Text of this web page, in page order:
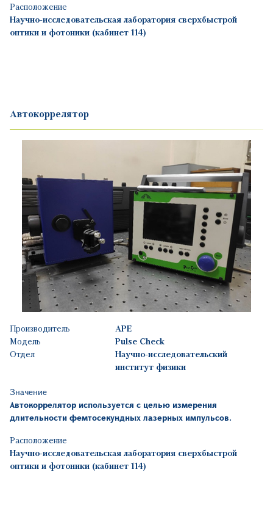
Расположение
Научно-исследовательская лаборатория сверхбыстрой
оптики и фотоники (кабинет 114)
Автокоррелятор
Производитель
APE
Модель
Pulse Check
Отдел
Научно-исследовательский
институт физики
Значение
Автокоррелятор используется с целью измерения
длительности фемтосекундных лазерных импульсов.
Расположение
Научно-исследовательская лаборатория сверхбыстрой
оптики и фотоники (кабинет 114)